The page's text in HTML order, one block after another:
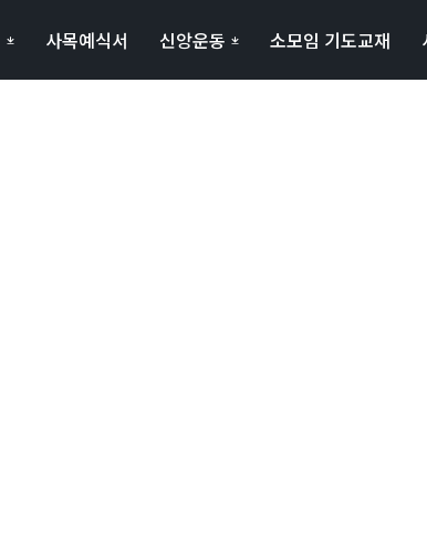
사목예식서 신앙운동 소모임 기도교재